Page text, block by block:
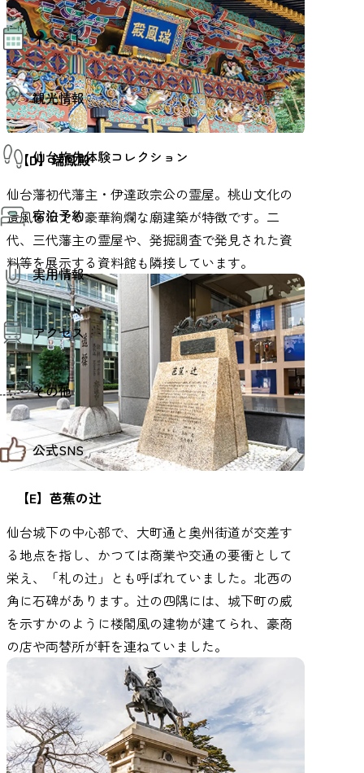
モデルコース
AIおまかせコース
オリジナルプラン
みんなの旅行記
イベント
イベント情報
その他イベント情報（音楽・展示会）
スポーツ情報
コンベンション情報
観光情報
温泉
季節のイベント
プロスポーツチーム・プロオーケストラ
仙台の銘品
仙台夜時間
宿泊施設
仙台観光マップ
仙台旅先体験コレクション
仙台旅先体験コレクション
体験プログラム検索（予約）
体験事業者からのお知らせ
体験トピックス
体験事業者
宿泊予約
宿泊予約
実用情報
観光案内
お役立ち情報
観光アプリ
仙台観光マップ
アクセス
仙台までの経路検索
市内の交通情報
お得なチケット
その他
お知らせ
お問い合わせ
教育旅行
せんだい旅日和とは
プライバシーポリシー
サイトマップ
仙臺写真館フォトギャラリー
公式SNS
せんだい旅日和 X
せんだい旅日和 Instagram
せんだい旅日和 Facebook
仙台旅先体験コレクション Facebook
仙台旅先体験コレクション Instagaram
【D】瑞鳳殿
仙台藩初代藩主・伊達政宗公の霊屋。桃山文化の
遺風を伝える豪華絢爛な廟建築が特徴です。二
代、三代藩主の霊屋や、発掘調査で発見された資
料等を展示する資料館も隣接しています。
【E】芭蕉の辻
仙台城下の中心部で、大町通と奥州街道が交差す
る地点を指し、かつては商業や交通の要衝として
栄え、「札の辻」とも呼ばれていました。北西の
角に石碑があります。辻の四隅には、城下町の威
を示すかのように楼閣風の建物が建てられ、豪商
の店や両替所が軒を連ねていました。